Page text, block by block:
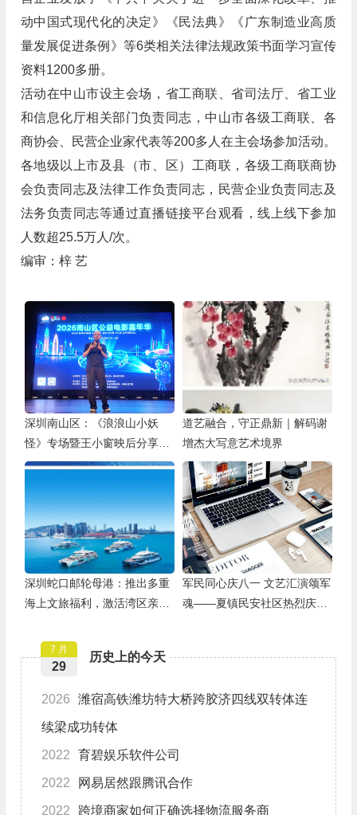
动中国式现代化的决定》《民法典》《广东制造业高质
量发展促进条例》等6类相关法律法规政策书面学习宣传
资料1200多册。
活动在中山市设主会场，省工商联、省司法厅、省工业
和信息化厅相关部门负责同志，中山市各级工商联、各
商协会、民营企业家代表等200多人在主会场参加活动。
各地级以上市及县（市、区）工商联，各级工商联商协
会负责同志及法律工作负责同志，民营企业负责同志及
法务负责同志等通过直播链接平台观看，线上线下参加
人数超25.5万人/次。
编审：梓 艺
深圳南山区：《浪浪山小妖
怪》专场暨王小窗映后分享会
举办
道艺融合，守正鼎新｜解码谢
增杰大写意艺术境界
深圳蛇口邮轮母港：推出多重
海上文旅福利，激活湾区亲子
军民同心庆八一 文艺汇演颂军
魂——夏镇民安社区热烈庆祝
历史上的今天
7 月
29
2026 潍宿高铁潍坊特大桥跨胶济四线双转体连
续梁成功转体
2022 育碧娱乐软件公司
2022 网易居然跟腾讯合作
2022 跨境商家如何正确选择物流服务商